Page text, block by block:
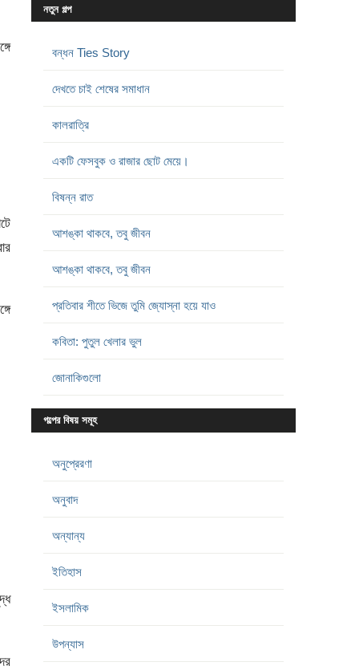
নতুন গল্প
বন্ধন Ties Story
দেখতে চাই শেষের সমাধান
কালরাত্রি
একটি ফেসবুক ও রাজার ছোট মেয়ে।
বিষন্ন রাত
আশঙ্কা থাকবে, তবু জীবন
আশঙ্কা থাকবে, তবু জীবন
প্রতিবার শীতে ভিজে তুমি জ্যোস্না হয়ে যাও
কবিতা: পুতুল খেলার ভুল
জোনাকিগুলো
গল্পের বিষয় সমূহ
অনুপ্রেরণা
অনুবাদ
অন্যান্য
ইতিহাস
ইসলামিক
উপন্যাস